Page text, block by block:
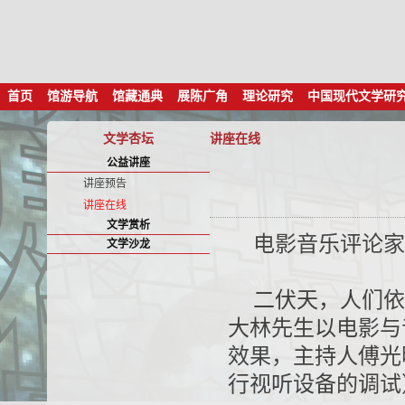
首页 馆游导航 馆藏通典 展陈广角 理论研究 中国现代文学研
文学杏坛 讲座在线
公益讲座
讲座预告
讲座在线
文学赏析
文学沙龙
电影音乐评论
二伏天，人们
大林先生以电影
效果，主持人傅
行视听设备的调